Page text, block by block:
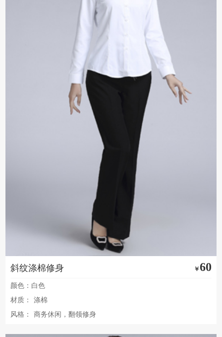
斜纹涤棉修身 ￥60
颜色：白色
材质：
涤棉
风格：
商务休闲，翻领修身